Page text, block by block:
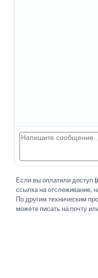
Если вы оплатили доступ
ссылка на отслеживание,
По другим техническим
можете писать на почту